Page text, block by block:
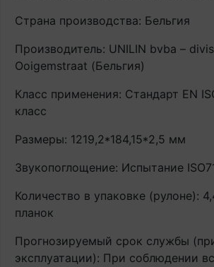
Страна производства: Бельгия
Производитель: UNILIN bvba –
Ooigemstraat (Бельгия)
Класс применения: Стандарт EN
класс
Размеры: 1219,2*184,15*2,5 мм
Звукопоглощение: Испытание
Количество в упаковке (рулоне):
планок
Прогнозируемый срок службы
эксплуатации): При соблюдении